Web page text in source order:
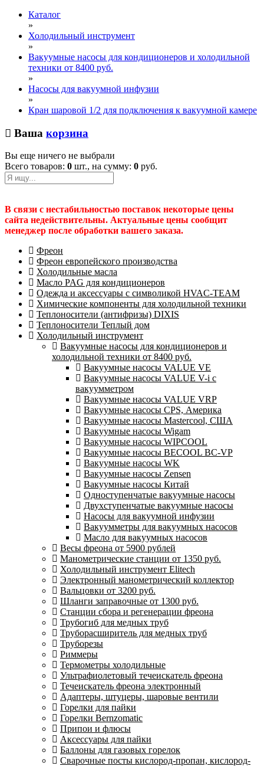
Каталог
»
Холодильный инструмент
»
Вакуумные насосы для кондиционеров и холодильной
техники от 8400 руб.
»
Насосы для вакуумной инфузии
»
Кран шаровой 1/2 для подключения к вакуумной камере
Ваша корзина
Вы еще ничего не выбрали
Всего товаров: 0 шт., на сумму: 0 руб.
В связи с нестабильностью поставок некоторые цены
сайта недействительны. Актуальные цены сообщит
менеджер после обработки вашего заказа.
Фреон
Фреон европейского производства
Холодильные масла
Масло PAG для кондиционеров
Одежда и аксессуары с символикой HVAC-TEAM
Химические компоненты для холодильной техники
Теплоносители (антифризы) DIXIS
Теплоносители Теплый дом
Холодильный инструмент
Вакуумные насосы для кондиционеров и
холодильной техники от 8400 руб.
Вакуумные насосы VALUE VE
Вакуумные насосы VALUE V-i с
вакуумметром
Вакуумные насосы VALUE VRP
Вакуумные насосы CPS, Америка
Вакуумные насосы Mastercool, США
Вакуумные насосы Wigam
Вакуумные насосы WIPCOOL
Вакуумные насосы BECOOL BC-VP
Вакуумные насосы WK
Вакуумные насосы Zensen
Вакуумные насосы Китай
Одноступенчатые вакуумные насосы
Двухступенчатые вакуумные насосы
Насосы для вакуумной инфузии
Вакуумметры для вакуумных насосов
Масло для вакуумных насосов
Весы фреона от 5900 рублей
Манометрические станции от 1350 руб.
Холодильный инструмент Elitech
Электронный манометрический коллектор
Вальцовки от 3200 руб.
Шланги заправочные от 1300 руб.
Станции сбора и регенерации фреона
Трубогиб для медных труб
Труборасширитель для медных труб
Труборезы
Риммеры
Термометры холодильные
Ультрафиолетовый течеискатель фреона
Течеискатель фреона электронный
Адаптеры, штуцеры, шаровые вентили
Горелки для пайки
Горелки Bernzomatic
Припои и флюсы
Аксессуары для пайки
Баллоны для газовых горелок
Сварочные посты кислород-пропан, кислород-